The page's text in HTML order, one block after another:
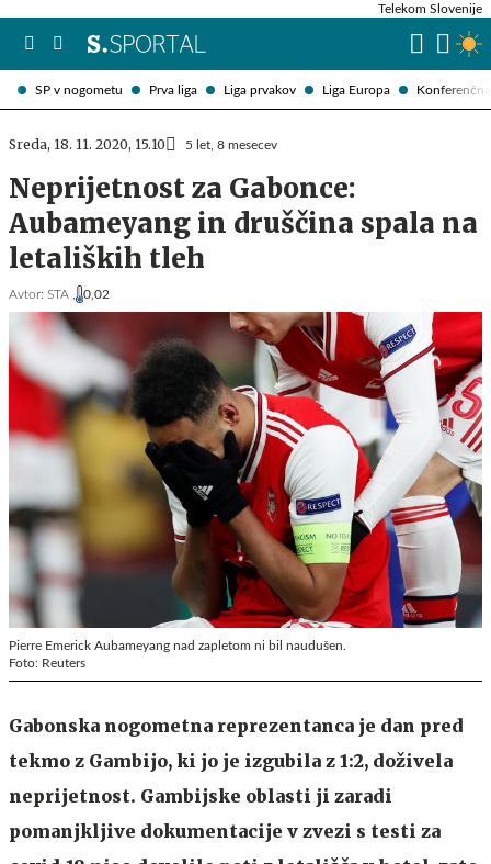
SP v nogometu Prva liga Liga prvakov Liga Europa
Telekom Slovenije
Sreda, 18. 11. 2020, 15.10 5 let, 8 mesecev
Neprijetnost za Gabonce:
Aubameyang in druščina spala na
letaliških tleh
Avtor: STA , 0,02
Pierre Emerick Aubameyang nad zapletom ni bil naudušen.
Foto: Reuters
Gabonska nogometna reprezentanca je dan pred
tekmo z Gambijo, ki jo je izgubila z 1:2, doživela
neprijetnost. Gambijske oblasti ji zaradi
pomanjkljive dokumentacije v zvezi s testi za